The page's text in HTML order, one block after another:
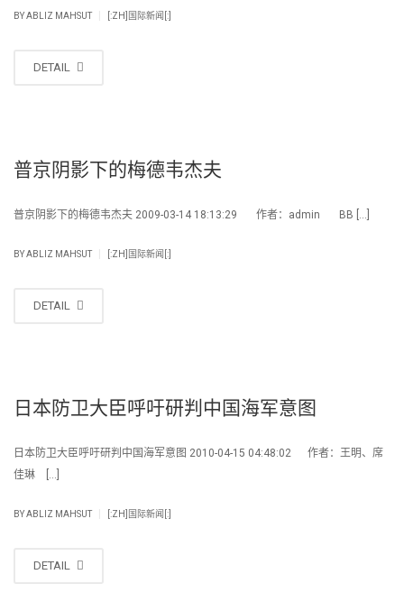
BYABLIZ MAHSUT [:ZH]国际新闻[:]
DETAIL
普京阴影下的梅德韦杰夫
普京阴影下的梅德韦杰夫 2009-03-14 18:13:29 作者：admin BB […]
BYABLIZ MAHSUT [:ZH]国际新闻[:]
DETAIL
日本防卫大臣呼吁研判中国海军意图
日本防卫大臣呼吁研判中国海军意图 2010-04-15 04:48:02 作者：王明、席
佳琳 […]
BYABLIZ MAHSUT [:ZH]国际新闻[:]
DETAIL